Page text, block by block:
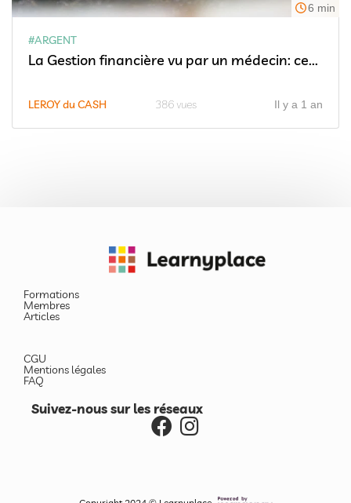
6 min
#ARGENT
La Gestion financière vu par un médecin: ce...
LEROY du CASH 386 vues Il y a 1 an
Formations
Membres
Articles
CGU
Mentions légales
FAQ
Suivez-nous sur les réseaux